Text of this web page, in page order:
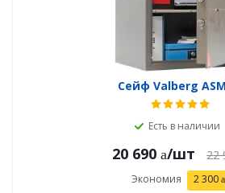
Сейф Valberg
Есть в наличии
20 690 /шт 22
Экономия 2 300